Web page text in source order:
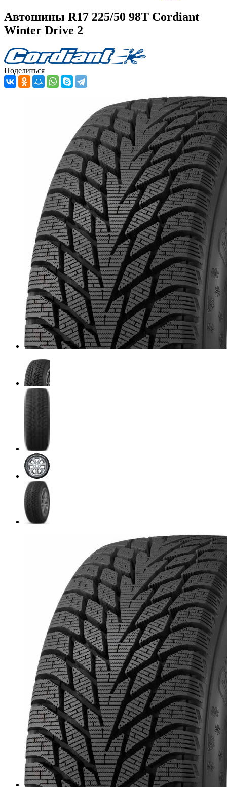
Автошины R17 225/50 98T Cordiant
Winter Drive 2
Поделиться